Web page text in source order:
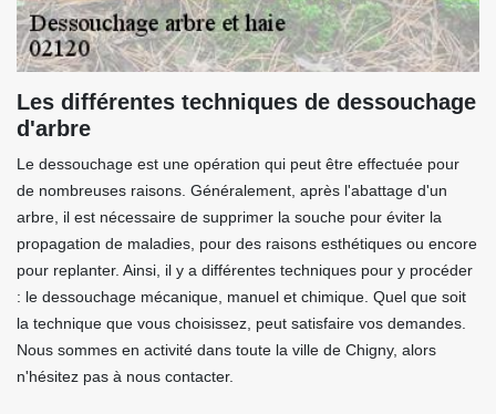
Les différentes techniques de dessouchage
d'arbre
Le dessouchage est une opération qui peut être effectuée pour
de nombreuses raisons. Généralement, après l'abattage d'un
arbre, il est nécessaire de supprimer la souche pour éviter la
propagation de maladies, pour des raisons esthétiques ou encore
pour replanter. Ainsi, il y a différentes techniques pour y procéder
: le dessouchage mécanique, manuel et chimique. Quel que soit
la technique que vous choisissez, peut satisfaire vos demandes.
Nous sommes en activité dans toute la ville de Chigny, alors
n'hésitez pas à nous contacter.